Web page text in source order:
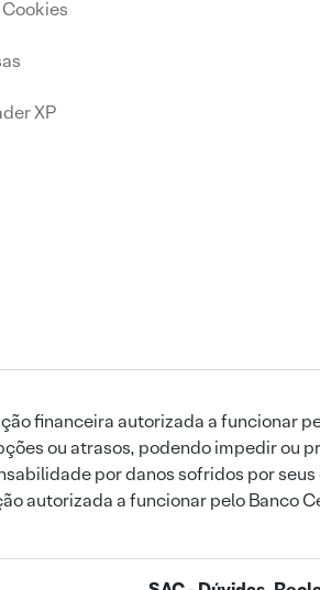
XP
financeira autorizada a funcionar
ou atrasos, podendo impedir ou
por danos sofridos por
autorizada a funcionar pelo Banco